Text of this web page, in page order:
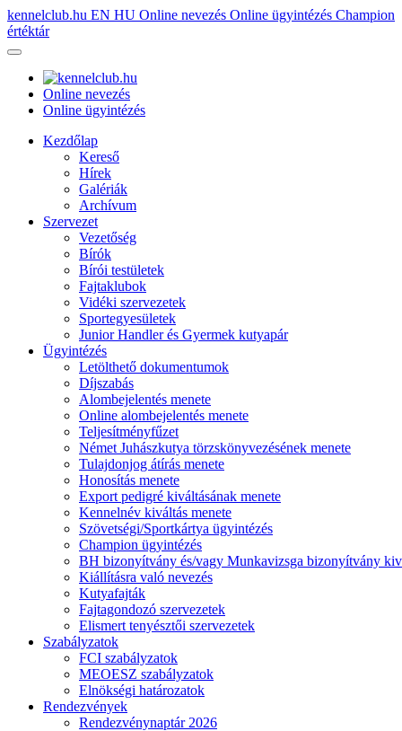
kennelclub.hu EN HU Online nevezés Online ügyintézés Champion
értéktár
Online nevezés
Online ügyintézés
Kezdőlap
Kereső
Hírek
Galériák
Archívum
Szervezet
Vezetőség
Bírók
Bírói testületek
Fajtaklubok
Vidéki szervezetek
Sportegyesületek
Junior Handler és Gyermek kutyapár
Ügyintézés
Letölthető dokumentumok
Díjszabás
Alombejelentés menete
Online alombejelentés menete
Teljesítményfűzet
Német Juhászkutya törzskönyvezésének menete
Tulajdonjog átírás menete
Honosítás menete
Export pedigré kiváltásának menete
Kennelnév kiváltás menete
Szövetségi/Sportkártya ügyintézés
Champion ügyintézés
BH bizonyítvány és/vagy Munkavizsga bizonyítvány
Kiállításra való nevezés
Kutyafajták
Fajtagondozó szervezetek
Elismert tenyésztői szervezetek
Szabályzatok
FCI szabályzatok
MEOESZ szabályzatok
Elnökségi határozatok
Rendezvények
Rendezvénynaptár 2026